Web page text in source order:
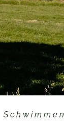
Schwimmen